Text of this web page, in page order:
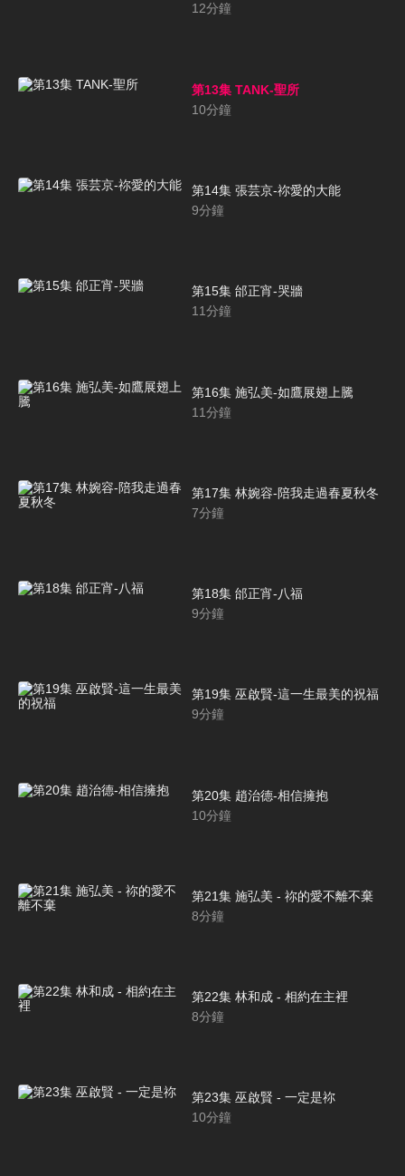
12分鐘
第13集 TANK-聖所
10分鐘
第14集 張芸京-祢愛的大能
9分鐘
第15集 邰正宵-哭牆
11分鐘
第16集 施弘美-如鷹展翅上騰
11分鐘
第17集 林婉容-陪我走過春夏秋冬
7分鐘
第18集 邰正宵-八福
9分鐘
第19集 巫啟賢-這一生最美的祝福
9分鐘
第20集 趙治德-相信擁抱
10分鐘
第21集 施弘美 - 祢的愛不離不棄
8分鐘
第22集 林和成 - 相約在主裡
8分鐘
第23集 巫啟賢 - 一定是祢
10分鐘